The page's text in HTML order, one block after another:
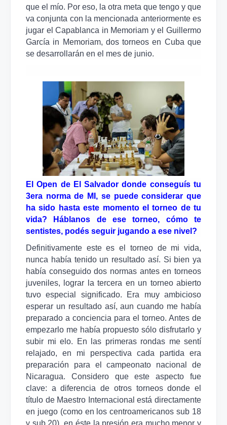
que el mío. Por eso, la otra meta que tengo y que
va conjunta con la mencionada anteriormente es
jugar el Capablanca in Memoriam y el Guillermo
García in Memoriam, dos torneos en Cuba que
se desarrollarán en el mes de junio.
El Open de El Salvador donde conseguís tu
3era norma de MI, se puede considerar que
ha sido hasta este momento el torneo de tu
vida? Háblanos de ese torneo, cómo te
sentistes, podés seguir jugando a ese nivel?
Definitivamente este es el torneo de mi vida,
nunca había tenido un resultado así. Si bien ya
había conseguido dos normas antes en torneos
juveniles, lograr la tercera en un torneo abierto
tuvo especial significado. Era muy ambicioso
esperar un resultado así, aun cuando me había
preparado a conciencia para el torneo. Antes de
empezarlo me había propuesto sólo disfrutarlo y
subir mi elo. En las primeras rondas me sentí
relajado, en mi perspectiva cada partida era
preparación para el campeonato nacional de
Nicaragua. Considero que este aspecto fue
clave: a diferencia de otros torneos donde el
título de Maestro Internacional está directamente
en juego (como en los centroamericanos sub 18
y sub 20), en éste la presión era mucho menor y